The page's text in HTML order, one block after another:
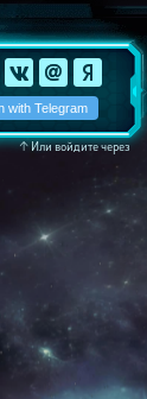
↑Или войдите через